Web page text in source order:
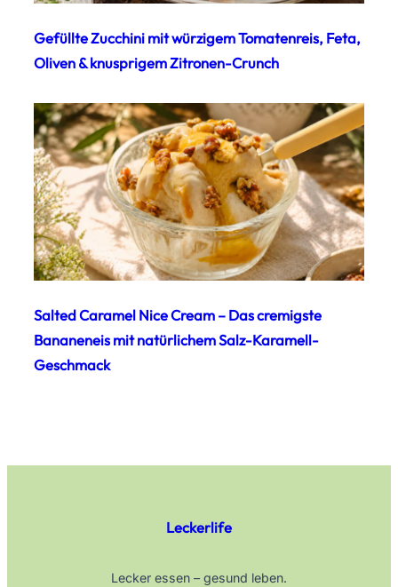
Gefüllte Zucchini mit würzigem Tomatenreis, Feta,
Oliven & knusprigem Zitronen-Crunch
Salted Caramel Nice Cream – Das cremigste
Bananeneis mit natürlichem Salz-Karamell-
Geschmack
Leckerlife
Lecker essen – gesund leben.